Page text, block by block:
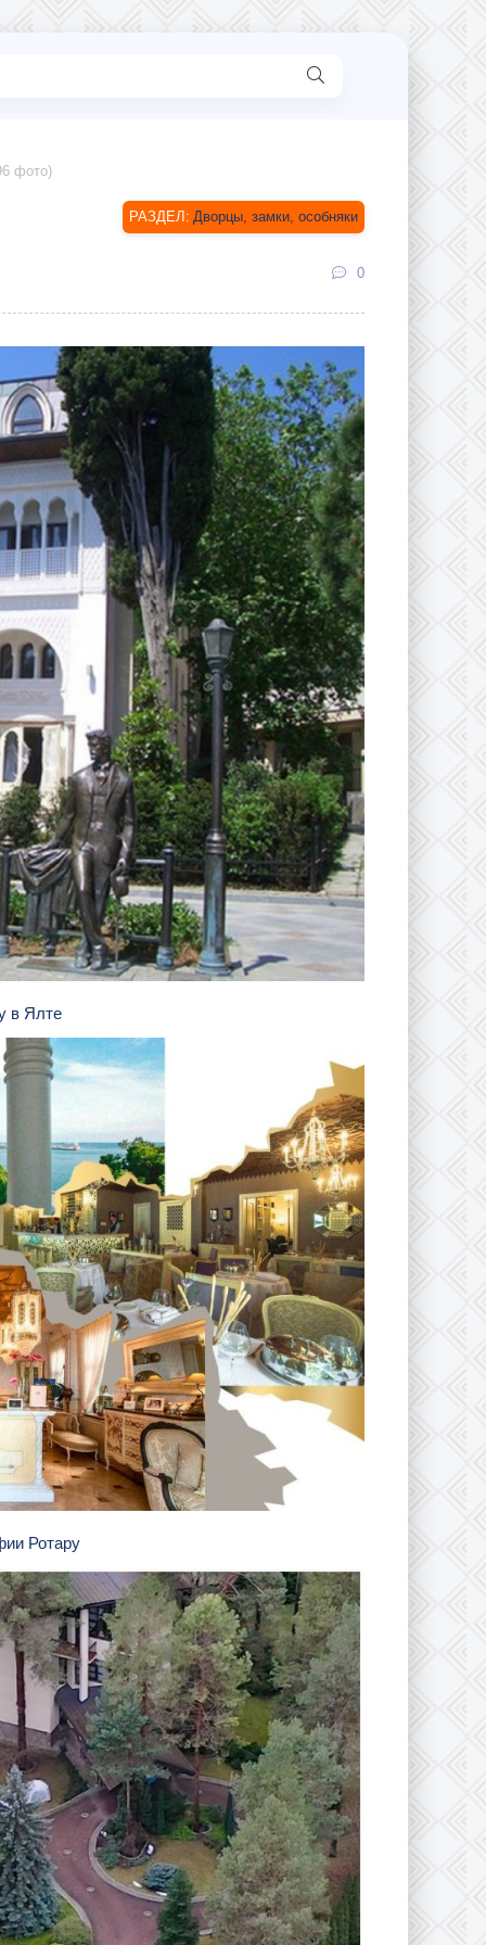
фото)
Дворцы, замки, особняки
0
в Ялте
Ротару